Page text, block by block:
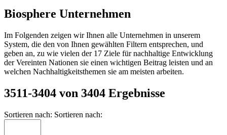
Biosphere Unternehmen
Im Folgenden zeigen wir Ihnen alle Unternehmen in unserem
System, die den von Ihnen gewählten Filtern entsprechen, und
geben an, zu wie vielen der 17 Ziele für nachhaltige Entwicklung
der Vereinten Nationen sie einen wichtigen Beitrag leisten und an
welchen Nachhaltigkeitsthemen sie am meisten arbeiten.
3511-3404 von 3404 Ergebnisse
Sortieren nach: Sortieren nach: